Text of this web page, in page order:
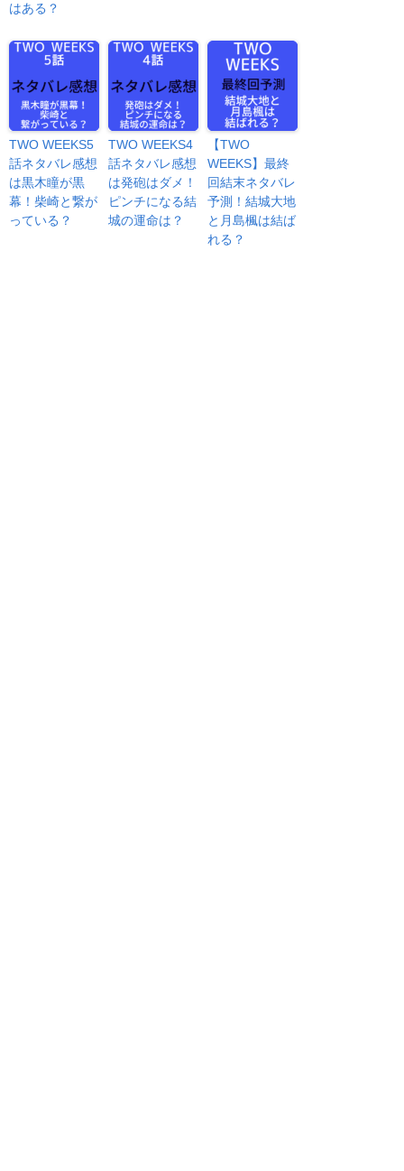
はある？
TWO WEEKS5
話ネタバレ感想
は黒木瞳が黒
幕！柴崎と繋が
っている？
TWO WEEKS4
話ネタバレ感想
は発砲はダメ！
ピンチになる結
城の運命は？
【TWO
WEEKS】最終
回結末ネタバレ
予測！結城大地
と月島楓は結ば
れる？